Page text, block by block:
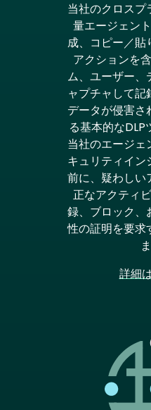
当社のクロスプ
量エージェン
成、コピー／貼
アクションを
ム、ユーザー、
ャプチャして記
データが侵害さ
る基本的なDLP
当社のエージェ
キュリティイン
前に、疑わしい
正なアクティ
録、ブロック、
性の証明を要求
詳細